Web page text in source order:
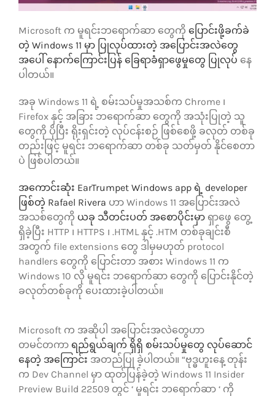
Microsoft က မူရင်းဘရောက်ဆာ တွေကို ပြောင်းဖို့ခက်ခဲ
တဲ့ Windows 11 မှာ ပြုလုပ်ထားတဲ့ အပြောင်းအလဲတွေ
အပေါ် နောက်ကြောင်းပြန် ခြေရာခံရှာဖွေမှုတွေ ပြုလုပ် နေ
ပါတယ်။
အခု Windows 11 ရဲ့ စမ်းသပ်မှုအသစ်က Chrome ၊
Firefox နှင့် အခြား ဘရောက်ဆာ တွေကို အသုံးပြုတဲ့ သူ
တွေကို ပိုပြီး ရိုးရှင်းတဲ့ လုပ်ငန်းစဉ် ဖြစ်စေဖို့ ခလုတ် တစ်ခု
တည်းဖြင့် မူရင်း ဘရောက်ဆာ တစ်ခု သတ်မှတ် နိုင်စေတာ
ပဲ ဖြစ်ပါတယ်။
အကောင်းဆုံး EarTrumpet Windows app ရဲ့ developer
ဖြစ်တဲ့ Rafael Rivera ဟာ Windows 11 အပြောင်းအလဲ
အသစ်တွေကို ယခု သီတင်းပတ် အစောပိုင်းမှာ ရှာဖွေ တွေ့
ရှိခဲ့ပြီး HTTP ၊ HTTPS ၊ .HTML နှင့် .HTM တစ်ခုချင်းစီ
အတွက် file extensions တွေ ဒါမှမဟုတ် protocol
handlers တွေကို ပြောင်းတာ အစား Windows 11 က
Windows 10 လို မူရင်း ဘရောက်ဆာ တွေကို ပြောင်းနိုင်တဲ့
ခလုတ်တစ်ခုကို ပေးထားခဲ့ပါတယ်။
Microsoft က အဆိုပါ အပြောင်းအလဲတွေဟာ
တမင်တကာရည်ရွယ်ချက် ရှိရှိ စမ်းသပ်မှုတွေ လုပ်ဆောင်
နေတဲ့ အကြောင်း အတည်ပြု ခဲ့ပါတယ်။ “ဗုဒ္ဓဟူးနေ့ တုန်း
က Dev Channel မှာ ထုတ်ပြန်ခဲ့တဲ့ Windows 11 Insider
Preview Build 22509 တွင် ‘ မူရင်း ဘရောက်ဆာ ‘ ကို